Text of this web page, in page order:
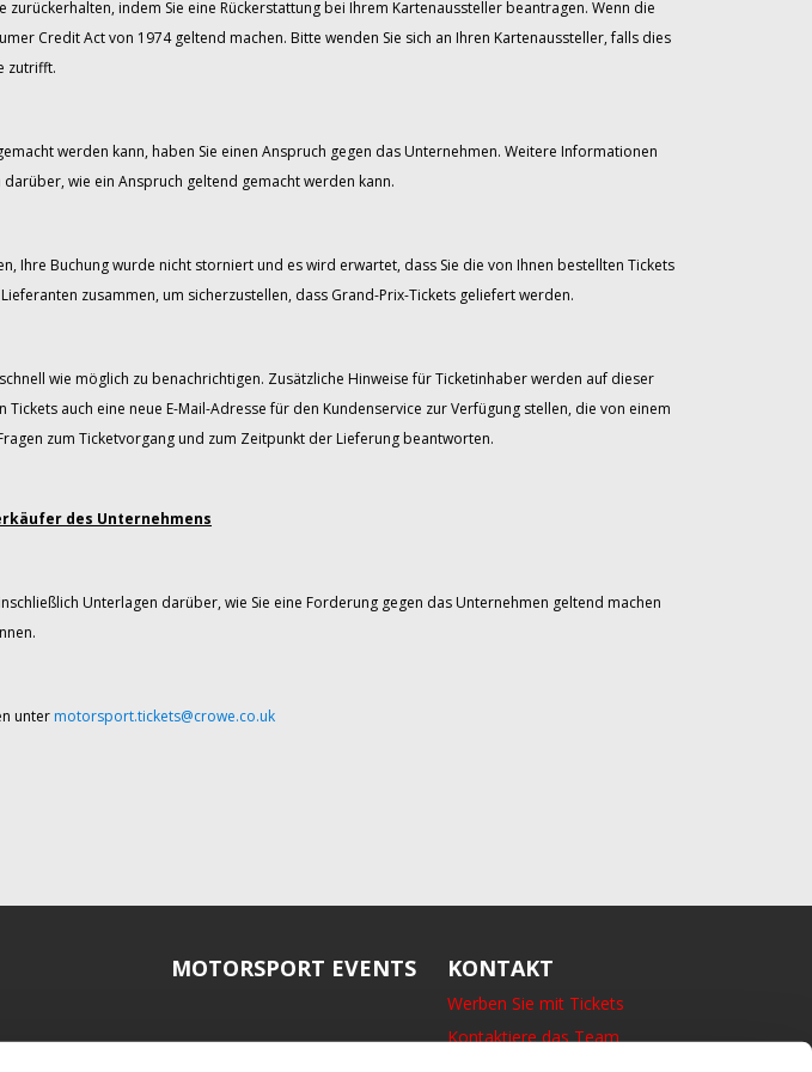
indem Sie eine Rückerstattung bei Ihrem Kartenaussteller beantragen. Wenn die
Credit Act von 1974 geltend machen. Bitte wenden Sie sich an Ihren Kartenaussteller, falls dies
zutrifft.
werden kann, haben Sie einen Anspruch gegen das Unternehmen. Weitere Informationen
wie ein Anspruch geltend gemacht werden kann.
Ihre Buchung wurde nicht storniert und es wird erwartet, dass Sie die von Ihnen bestellten Tickets
zusammen, um sicherzustellen, dass Grand-Prix-Tickets geliefert werden.
wie möglich zu benachrichtigen. Zusätzliche Hinweise für Ticketinhaber werden auf dieser
auch eine neue E-Mail-Adresse für den Kundenservice zur Verfügung stellen, die von einem
zum Ticketvorgang und zum Zeitpunkt der Lieferung beantworten.
des Unternehmens
Unterlagen darüber, wie Sie eine Forderung gegen das Unternehmen geltend machen
unter motorsport.tickets@crowe.co.uk
MOTORSPORT EVENTS KONTAKT
Werben Sie mit Tickets
Kontaktiere das Team